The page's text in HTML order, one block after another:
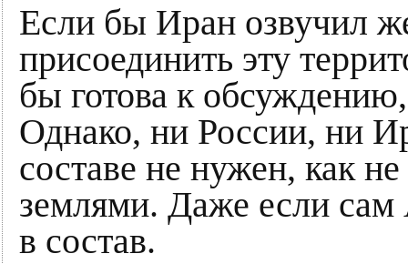
Если бы Иран озвучил
присоединить эту
бы готова к
Однако, ни России, ни
составе не нужен, как
землями. Даже если сам
в состав.